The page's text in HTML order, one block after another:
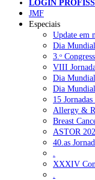
NOTÍCIAS
Portugal está a
Estudantes de
Assembly 6 de
SCORA X-
em saúde sexual
ANEM reúne
Saúde
LOGIN
JMF
Especiais
Update em
Dia
3.ᵒ
VIII
Dia
Dia
15
Allergy &
Breast
ASTOR
40.as
.
XXXIV
.